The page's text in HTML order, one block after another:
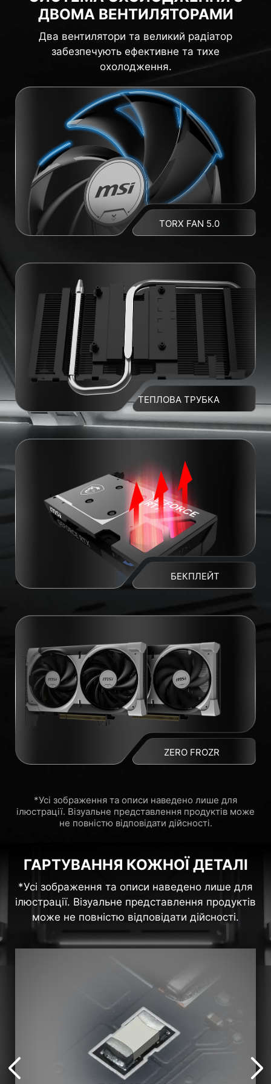
ДВОМА ВЕНТИЛЯТОРАМИ
Два вентилятори та великий радіатор
забезпечують ефективне та тихе
охолодження.
TORX FAN 5.0
ТЕПЛОВА ТРУБКА
БЕКПЛЕЙТ
ZERO FROZR
*Усі зображення та описи наведено лише для
ілюстрації. Візуальне представлення продуктів може
не повністю відповідати дійсності.
ГАРТУВАННЯ КОЖНОЇ ДЕТАЛІ
*Усі зображення та описи наведено лише для
ілюстрації. Візуальне представлення продуктів
може не повністю відповідати дійсності.